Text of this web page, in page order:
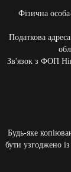
Фізична
Податкова
Зв'язок з ФОП
Будь-яке
бути узгоджено